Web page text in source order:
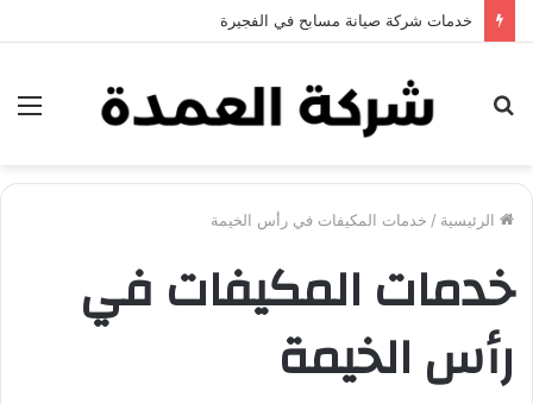
خدمات شركة صيانة مسابح في الفجيرة
الرئيسية / خدمات المكيفات في رأس الخيمة
خدمات المكيفات في
رأس الخيمة